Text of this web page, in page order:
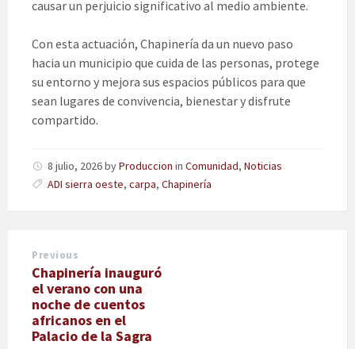
causar un perjuicio significativo al medio ambiente.
Con esta actuación, Chapinería da un nuevo paso
hacia un municipio que cuida de las personas, protege
su entorno y mejora sus espacios públicos para que
sean lugares de convivencia, bienestar y disfrute
compartido.
8 julio, 2026byProduccion in Comunidad, Noticias
ADI sierra oeste, carpa, Chapinería
Previous
Chapinería inauguró
el verano con una
noche de cuentos
africanos en el
Palacio de la Sagra